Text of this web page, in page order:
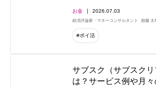
お金 2026.07.03
経済評論家・マネーコンサルタント 頼藤 太
#ポイ活
サブスク（サブスクリ
は？サービス例や月